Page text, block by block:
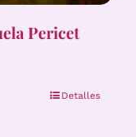
Pericet
Detalles